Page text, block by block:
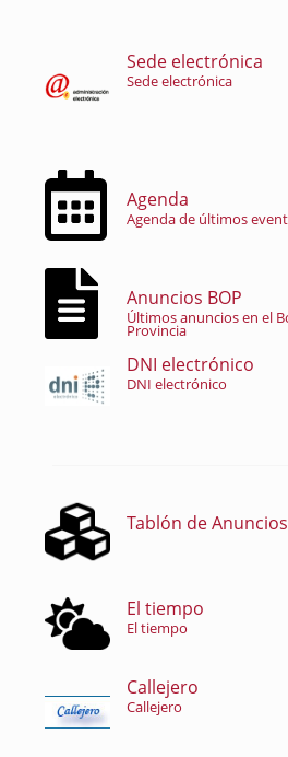
Sede electrónica
Sede electrónica
Agenda
Agenda de últimos
Anuncios BOP
Últimos anuncios en el
Provincia
DNI electrónico
DNI electrónico
Tablón de Anuncios
El tiempo
El tiempo
Callejero
Callejero